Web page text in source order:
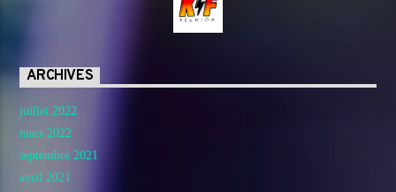
ARCHIVES
juillet 2022
mars 2022
septembre 2021
avril 2021